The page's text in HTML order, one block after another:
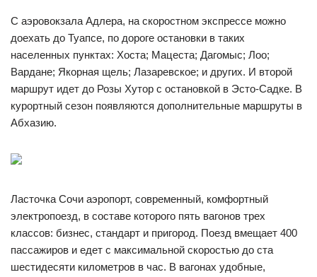
С аэровокзала Адлера, на скоростном экспрессе можно
доехать до Туапсе, по дороге остановки в таких
населенных пунктах: Хоста; Мацеста; Дагомыс; Лоо;
Вардане; Якорная щель; Лазаревское; и других. И второй
маршрут идет до Розы Хутор с остановкой в Эсто-Садке. В
курортный сезон появляются дополнительные маршруты в
Абхазию.
Ласточка Сочи аэропорт, современный, комфортный
электропоезд, в составе которого пять вагонов трех
классов: бизнес, стандарт и пригород. Поезд вмещает 400
пассажиров и едет с максимальной скоростью до ста
шестидесяти километров в час. В вагонах удобные,